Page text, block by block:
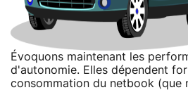
Évoquons maintenant les
d'autonomie. Elles dépendent
consommation du netbook (que